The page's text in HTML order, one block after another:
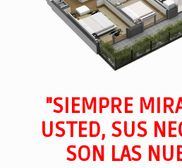
"SIEMPRE
USTED, SUS
SON LAS